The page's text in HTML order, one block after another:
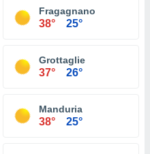
Fragagnano
38° 25°
Grottaglie
37° 26°
Manduria
38° 25°